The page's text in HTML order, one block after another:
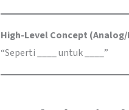
High-Level Concept
“Seperti ____ untuk ____”